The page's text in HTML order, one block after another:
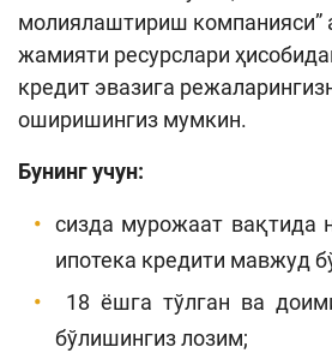
молиялаштириш компанияси”
жамияти ресурслари
кредит эвазига
оширишингиз мумкин.
Бунинг учун:
сизда мурожаат вақтида
ипотека кредити мавжуд
18 ёшга тўлган ва
бўлишингиз лозим;